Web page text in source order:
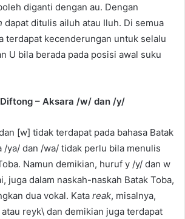
diganti dengan au. Dengan
dapat ditulis ailuh atau Iluh. Di semua
terdapat kecenderungan untuk selalu
U bila berada pada posisi awal suku
– Aksara /w/ dan /y/
[w] tidak terdapat pada bahasa Batak
/ya/ dan /wa/ tidak perlu bila menulis
Namun demikian, huruf y /y/ dan w
juga dalam naskah-naskah Batak Toba,
dua vokal. Kata reak, misalnya,
reyk\ dan demikian juga terdapat